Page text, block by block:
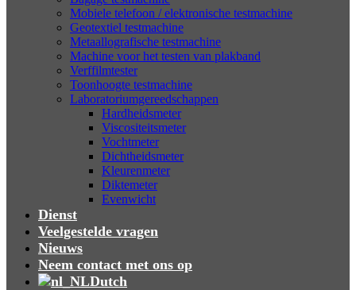
Mobiele telefoon / elektronische testmachine
Geotextiel testmachine
Metaallografische testmachine
Machine voor het testen van plakband
Verffilmtester
Toonhoogte testmachine
Laboratoriumgereedschappen
Hardheidsmeter
Viscositeitsmeter
Vochtmeter
Dichtheidsmeter
Kleurenmeter
Diktemeter
Evenwicht
Dienst
Veelgestelde vragen
Nieuws
Neem contact met ons op
Dutch